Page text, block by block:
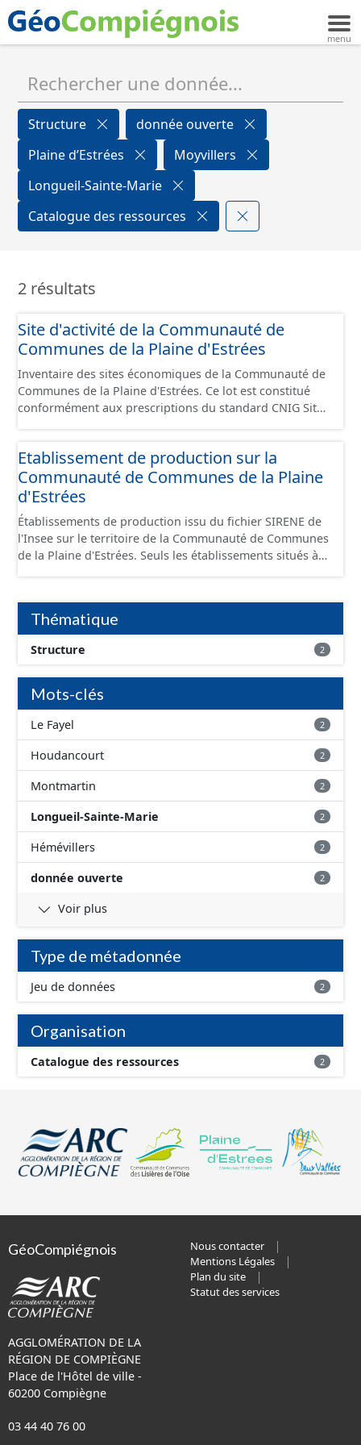
Structure
donnée ouverte
Plaine d’Estrées
Moyvillers
Longueil-Sainte-Marie
Catalogue des ressources
2 résultats
Site d'activité de la Communauté de
Communes de la Plaine d'Estrées
Inventaire des sites économiques de la Communauté de
Communes de la Plaine d'Estrées. Ce lot est constitué
conformément aux prescriptions du standard CNIG Sites
Etablissement de production sur la
Communauté de Communes de la Plaine
d'Estrées
Établissements de production issu du fichier SIRENE de
l'Insee sur le territoire de la Communauté de Communes
de la Plaine d'Estrées. Seuls les établissements situés à
conformément aux prescriptions du standard CNIG Sites
Économiques. Ce lot ne contient pas la référence aux
terrains à vocation économique à ce jour. Il est filtré au-
delà des prescriptions du CNIG se limitant aux SCI.
Thématique
Structure 2
Mots-clés
Le Fayel 2
Houdancourt 2
Montmartin 2
Longueil-Sainte-Marie 2
Hémévillers 2
donnée ouverte 2
Voir plus
Type de métadonnée
Jeu de données 2
Organisation
Catalogue des ressources 2
GéoCompiégnois
AGGLOMÉRATION DE LA
RÉGION DE COMPIÈGNE
Place de l'Hôtel de ville -
60200 Compiègne
03 44 40 76 00
Nous contacter
Mentions Légales
Plan du site
Statut des services